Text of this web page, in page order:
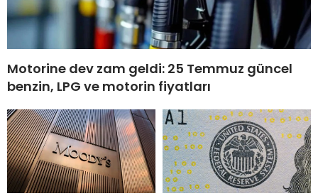
Motorine dev zam geldi: 25 Temmuz güncel
benzin, LPG ve motorin fiyatları